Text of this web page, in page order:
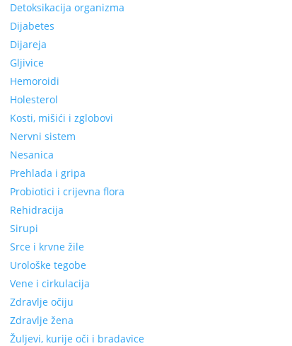
Detoksikacija organizma
Dijabetes
Dijareja
Gljivice
Hemoroidi
Holesterol
Kosti, mišići i zglobovi
Nervni sistem
Nesanica
Prehlada i gripa
Probiotici i crijevna flora
Rehidracija
Sirupi
Srce i krvne žile
Urološke tegobe
Vene i cirkulacija
Zdravlje očiju
Zdravlje žena
Žuljevi, kurije oči i bradavice